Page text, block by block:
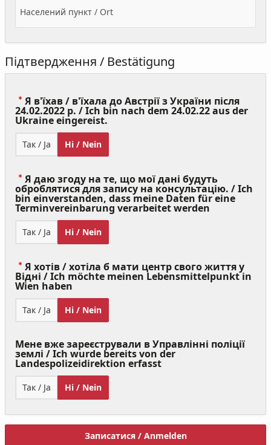
Населений пункт / Ort
Підтвердження / Bestätigung
Я в'їхав / в'їхала до Австрії з України після
24.02.2022 р. / Ich bin nach dem 24.02.22 aus der
Ukraine eingereist.
Required)
Так / Ja Ні / Nein
Я даю згоду на те, що мої дані будуть
оброблятися для запису на консультацію. / Ich
bin einverstanden, dass meine Daten für eine
Terminvereinbarung verarbeitet werden
Так / Ja Ні / Nein
Я хотів / хотіла б мати центр свого життя у
Відні / Ich möchte meinen Lebensmittelpunkt in
Wien haben
Required)
Так / Ja Ні / Nein
Мене вже зареєстрували в Управлінні поліції
землі / Ich wurde bereits von der
Landespolizeidirektion erfasst
Так / Ja Ні / Nein
Записатися / Anmelden